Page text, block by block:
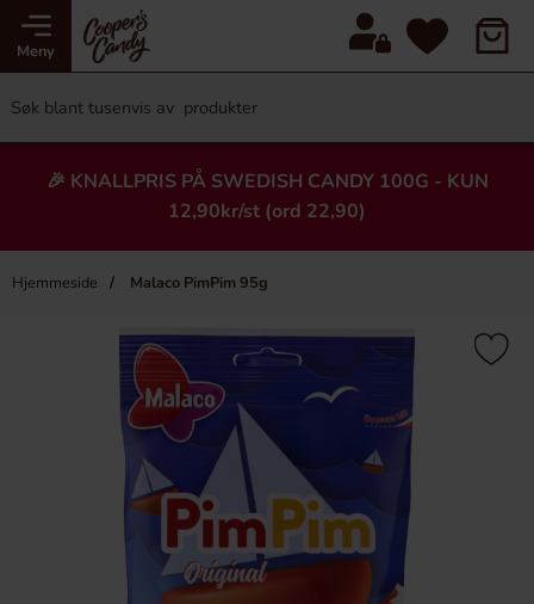
Meny
🎉 KNALLPRIS PÅ SWEDISH CANDY 100G - KUN
12,90kr/st (ord 22,90)
Hjemmeside Malaco PimPim 95g
Heading
×